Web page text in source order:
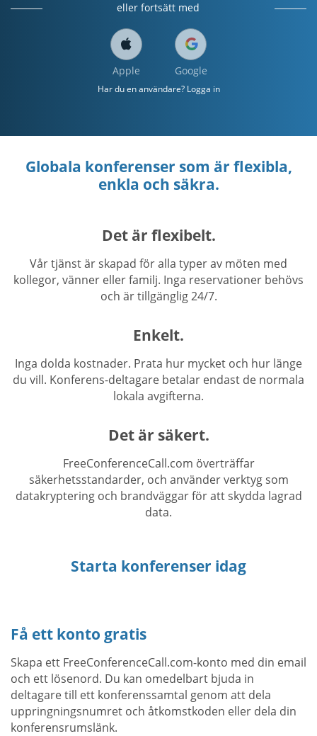
eller fortsätt med
Apple Google
Har du en användare? Logga in
Globala konferenser som är flexibla,
enkla och säkra.
Det är flexibelt.
Vår tjänst är skapad för alla typer av möten med
kollegor, vänner eller familj. Inga reservationer behövs
och är tillgänglig 24/7.
Enkelt.
Inga dolda kostnader. Prata hur mycket och hur länge
du vill. Konferens-deltagare betalar endast de normala
lokala avgifterna.
Det är säkert.
FreeConferenceCall.com överträffar
säkerhetsstandarder, och använder verktyg som
datakryptering och brandväggar för att skydda lagrad
data.
Starta konferenser idag
Få ett konto gratis
Skapa ett FreeConferenceCall.com-konto med din email
och ett lösenord. Du kan omedelbart bjuda in
deltagare till ett konferenssamtal genom att dela
uppringningsnumret och åtkomstkoden eller dela din
konferensrumslänk.